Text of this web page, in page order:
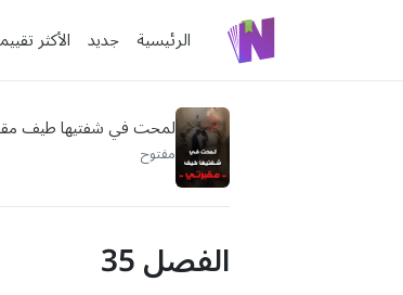
الرئيسية جديد الأكثر
لمحت في شفتيها طيف
مفتوح
الفصل 35